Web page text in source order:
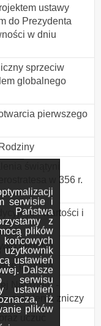
serwisie i
z
plików
użytkownik
ustawień
Dalsze
serwisu
ustawień
iż
plików
ustawy
do Prezydenta
w dniu
sprzeciw
globalnego
pierwszego
świątyni
w 356 r.
wartości i
pedofilii
pedofilii
Niedzieli" -
zapalenia zniczy
uczuć